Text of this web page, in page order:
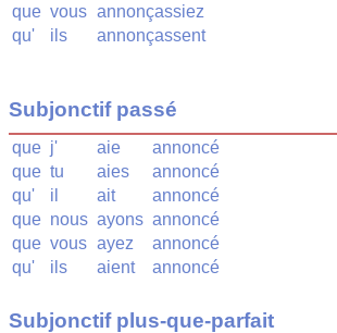
que vous annonçassiez
qu'
ils annonçassent
Subjonctif passé
que j' aie
annoncé
que tu aies
annoncé
qu'
il ait
annoncé
que nous ayons annoncé
que vous ayez
annoncé
qu'
ils aient annoncé
Subjonctif plus-que-parfait